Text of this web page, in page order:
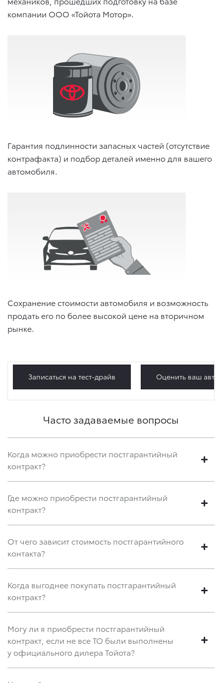
компании ООО «Тойота Мотор».
Гарантия подлинности запасных частей (отсутствие
контрафакта) и подбор деталей именно для вашего
автомобиля.
Сохранение стоимости автомобиля и возможность
продать его по более высокой цене на вторичном
рынке.
Записаться на тест-драйв Оценить ваш
Часто задаваемые вопросы
Когда можно приобрести постгарантийный
контракт?
Где можно приобрести постгарантийный
контракт?
От чего зависит стоимость постгарантийного
контакта?
Когда выгоднее покупать постгарантийный
контракт?
Могу ли я приобрести постгарантийный
контракт, если не все ТО были выполнены
у официального дилера Тойота?